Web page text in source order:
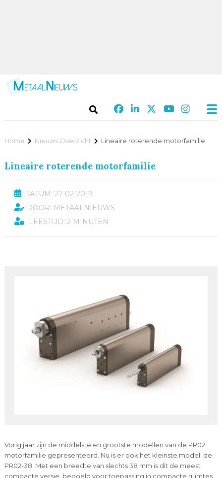
Home Nieuws Overzicht Lineaire roterende motorfamilie
Lineaire roterende motorfamilie
DATUM: 27-02-2019
DOOR: METAALNIEUWS
LEESTIJD: 2 MINUTEN
Vorig jaar zijn de middelste en grootste modellen van de PR02
motorfamilie gepresenteerd. Nu is er ook het kleinste model: de
PR02-38. Met een breedte van slechts 38 mm is dit de meest
compacte versie, bedoeld voor toepassing in compacte ruimtes